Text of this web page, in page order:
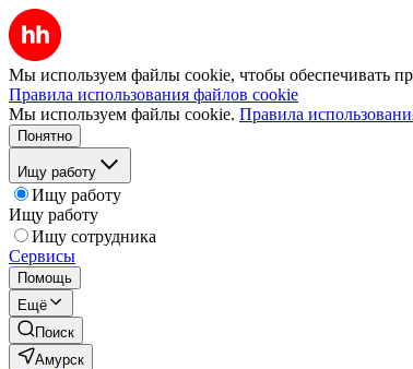
Мы используем файлы cookie, чтобы обеспечивать
Правила использования файлов cookie
Мы используем файлы cookie. Правила
Понятно
Ищу работу
Ищу работу
Ищу работу
Ищу сотрудника
Сервисы
Помощь
Ещё
Поиск
Амурск